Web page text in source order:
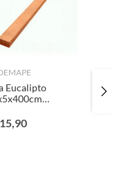
Eucalipto
15,90
Alça